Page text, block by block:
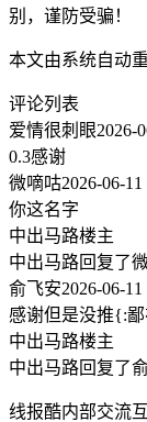
别，谨防受骗！
本文由系统自动
评论列表
爱情很刺眼2026-
0.3感谢
微嘀咕2026-06-
你这名字
中出马路楼主
中出马路回复了
俞飞安2026-06-
感谢但是没推{:
中出马路楼主
中出马路回复了
线报酷内部交流